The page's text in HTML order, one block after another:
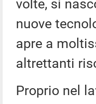
volte, si
nuove
apre a
altrettanti
Proprio nel